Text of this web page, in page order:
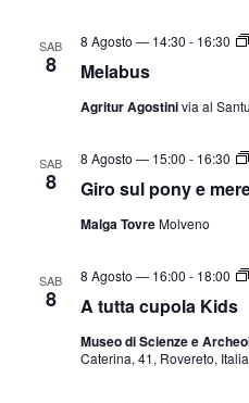
SAB
8 Melabus
8 Agosto — 14:30 - 16:30
Agritur Agostinivia al
SAB
8 Giro sul pony e
8 Agosto — 15:00 - 16:30
Malga TovreMolveno
SAB
8 A tutta cupola Kids
8 Agosto — 16:00 - 18:00
Museo di Scienze e
Caterina, 41, Rovereto, Italia